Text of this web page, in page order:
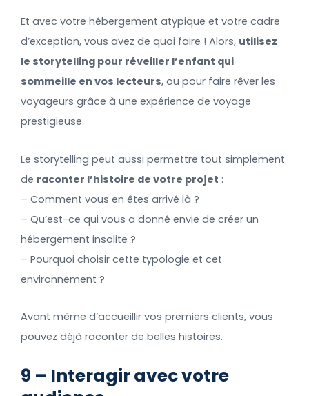
Et avec votre hébergement atypique et votre cadre
d’exception, vous avez de quoi faire ! Alors, utilisez
le storytelling pour réveiller l’enfant qui
sommeille en vos lecteurs, ou pour faire rêver les
voyageurs grâce à une expérience de voyage
prestigieuse.
Le storytelling peut aussi permettre tout simplement
de raconter l’histoire de votre projet :
– Comment vous en êtes arrivé là ?
– Qu’est-ce qui vous a donné envie de créer un
hébergement insolite ?
– Pourquoi choisir cette typologie et cet
environnement ?
Avant même d’accueillir vos premiers clients, vous
pouvez déjà raconter de belles histoires.
9 – Interagir avec votre